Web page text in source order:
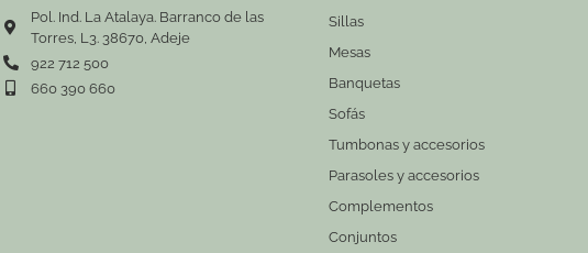
Pol. Ind. La Atalaya. Barranco de las
Torres, L3. 38670, Adeje
922 712 500
660 390 660
Sillas
Mesas
Banquetas
Sofás
Tumbonas y accesorios
Parasoles y accesorios
Complementos
Conjuntos